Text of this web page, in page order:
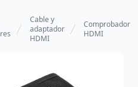
Cable y
adaptador
HDMI
Comprobador
HDMI